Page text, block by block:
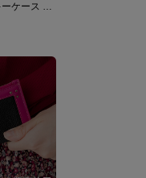
古市左京 モデル キーケース A3! 秋組